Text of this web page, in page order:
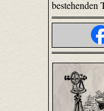
bestehenden